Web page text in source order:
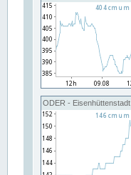
ODER - Eisenhüttenstadt